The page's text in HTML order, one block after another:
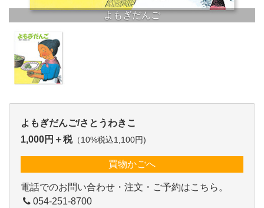
よもぎだんご
よもぎだんご/さとうわきこ
1,000円＋税（10%税込1,100円)
買物かごへ
電話でのお問い合わせ・注文・ご予約はこちら。
054-251-8700